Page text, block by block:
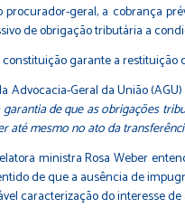
geral, a cobrança
de obrigação tributária a
garante a restituição
Advocacia-Geral da União
de que as obrigações
até mesmo no ato da
ministra Rosa Weber
de que a ausência de
caracterização do interesse de